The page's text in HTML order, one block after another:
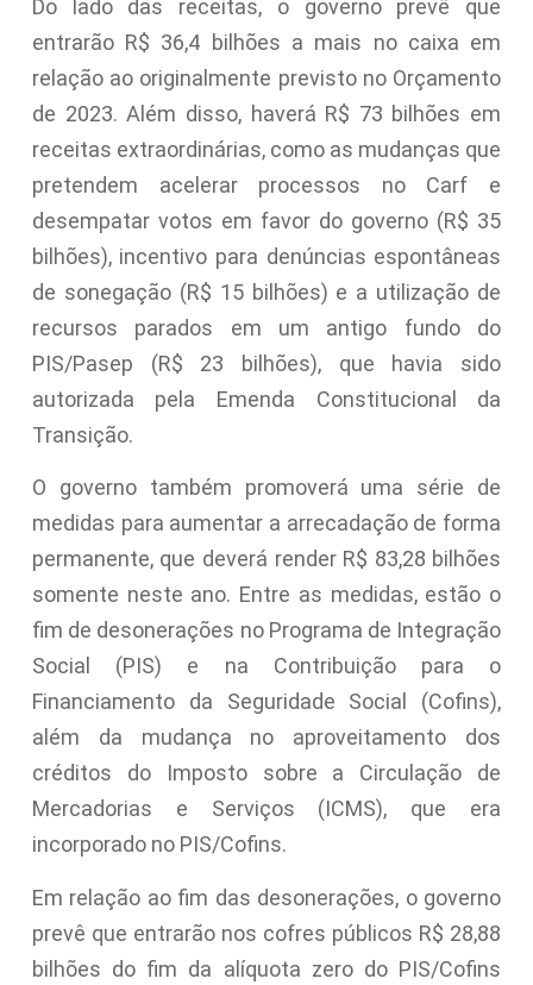
Do lado das receitas, o governo prevê que
entrarão R$ 36,4 bilhões a mais no caixa em
relação ao originalmente previsto no Orçamento
de 2023. Além disso, haverá R$ 73 bilhões em
receitas extraordinárias, como as mudanças que
pretendem acelerar processos no Carf e
desempatar votos em favor do governo (R$ 35
bilhões), incentivo para denúncias espontâneas
de sonegação (R$ 15 bilhões) e a utilização de
recursos parados em um antigo fundo do
PIS/Pasep (R$ 23 bilhões), que havia sido
autorizada pela Emenda Constitucional da
Transição.
O governo também promoverá uma série de
medidas para aumentar a arrecadação de forma
permanente, que deverá render R$ 83,28 bilhões
somente neste ano. Entre as medidas, estão o
fim de desonerações no Programa de Integração
Social (PIS) e na Contribuição para o
Financiamento da Seguridade Social (Cofins),
além da mudança no aproveitamento dos
créditos do Imposto sobre a Circulação de
Mercadorias e Serviços (ICMS), que era
incorporado no PIS/Cofins.
Em relação ao fim das desonerações, o governo
prevê que entrarão nos cofres públicos R$ 28,88
bilhões do fim da alíquota zero do PIS/Cofins